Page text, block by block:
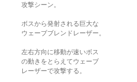
攻撃シーン。
ボスから発射される巨大な
ウェーブブレンドレーザー。
左右方向に移動が速いボス
の動きをとらえてウェーブ
レーザーで攻撃する。